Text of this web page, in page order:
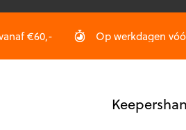
op
€60,-
Op werkdagen